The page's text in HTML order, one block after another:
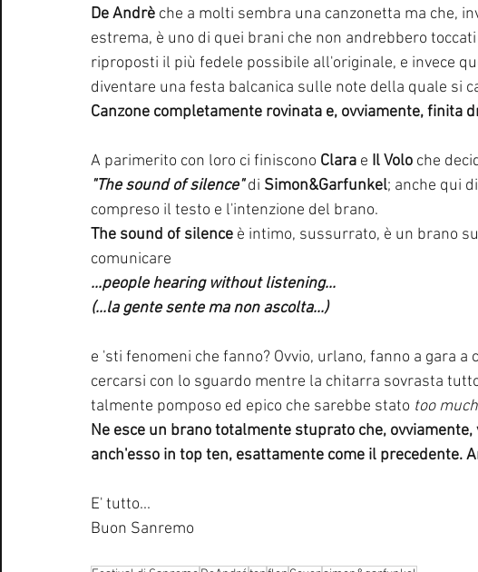
De Andrè che a molti sembra una canzonetta ma che,
estrema, è uno di quei brani che non andrebbero
riproposti il più fedele possibile all'originale, e invece
diventare una festa balcanica sulle note della quale si
Canzone completamente rovinata e, ovviamente, finita
A parimerito con loro ci finiscono Clara e Il Volo che
"The sound of silence" di Simon&Garfunkel; anche qui
compreso il testo e l'intenzione del brano.
The sound of silence è intimo, sussurrato, è un brano
comunicare
...people hearing without listening...
(...la gente sente ma non ascolta...)
e 'sti fenomeni che fanno? Ovvio, urlano, fanno a gara
cercarsi con lo sguardo mentre la chitarra sovrasta
talmente pomposo ed epico che sarebbe stato too much
Ne esce un brano totalmente stuprato che,
anch'esso in top ten, esattamente come il precedente.
E' tutto...
Buon Sanremo